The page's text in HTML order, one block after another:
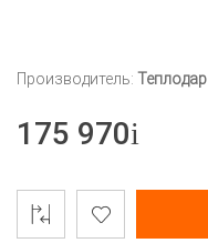
Производитель: Теплодар
175 970